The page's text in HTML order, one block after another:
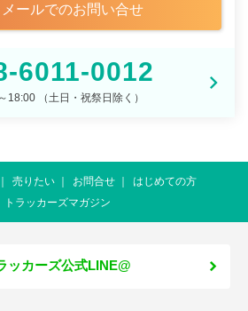
メールでのお問い合せ
6011-0012
18:00 （土日・祝祭日除く）
売りたい お問合せ
はじめての方
トラッカーズマガジン
ッカーズ公式LINE@